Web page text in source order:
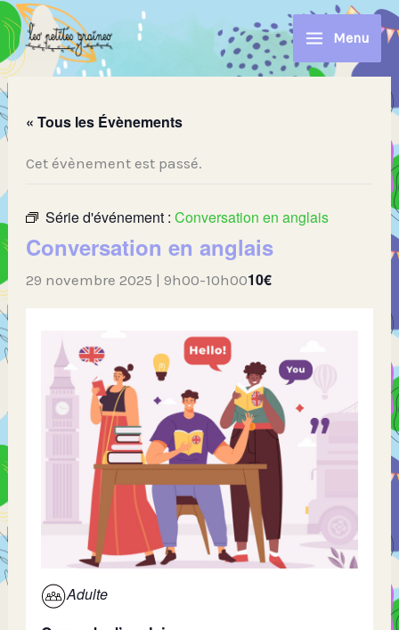
Aller
au
contenu
Menu
« Tous les Évènements
Cet évènement est passé.
Série d'événement :Conversation en anglais
Conversation en anglais
29 novembre 2025 | 9h00-10h0010€
Adulte